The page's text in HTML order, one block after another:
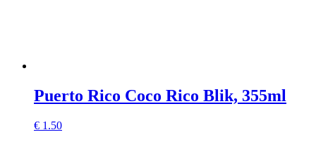
Puerto Rico Coco Rico Blik, 355ml
€ 1.50